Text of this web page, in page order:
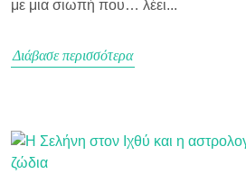
με μια σιωπή που… λέει...
Διάβασε περισσότερα